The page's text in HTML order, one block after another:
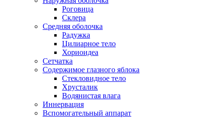
Роговица
Склера
Средняя оболочка
Радужка
Цилиарное тело
Хориоидеа
Сетчатка
Содержимое глазного яблока
Стекловидное тело
Хрусталик
Водянистая влага
Иннервация
Вспомогательный аппарат